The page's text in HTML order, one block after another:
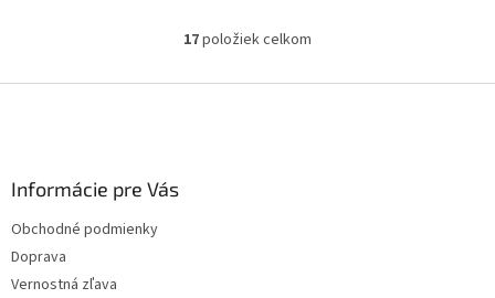
O
l
17položiek celkom
Informácie pre Vás
Obchodné podmienky
Doprava
Vernostná zľava